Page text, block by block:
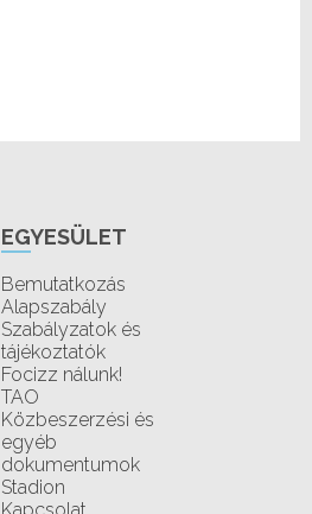
EGYESÜLET
Bemutatkozás
Alapszabály
Szabályzatok és
tájékoztatók
Focizz nálunk!
TAO
Közbeszerzési és
egyéb
dokumentumok
Stadion